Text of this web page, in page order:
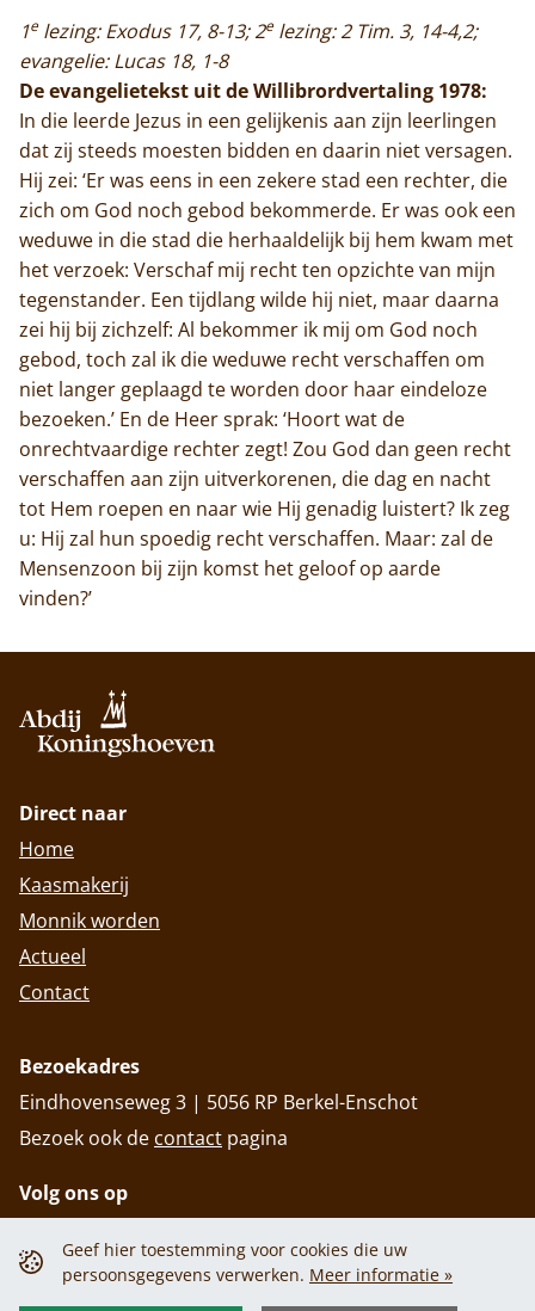
Geef hier toestemming voor cookies die uw
persoonsgegevens verwerken. Meer informatie »
1elezing: Exodus 17, 8-13; 2elezing: 2 Tim. 3, 14-4,2;
evangelie: Lucas 18, 1-8
De evangelietekst uit de Willibrordvertaling 1978:
In die leerde Jezus in een gelijkenis aan zijn leerlingen
dat zij steeds moesten bidden en daarin niet versagen.
Hij zei: ‘Er was eens in een zekere stad een rechter, die
zich om God noch gebod bekommerde. Er was ook een
weduwe in die stad die herhaaldelijk bij hem kwam met
het verzoek: Verschaf mij recht ten opzichte van mijn
tegenstander. Een tijdlang wilde hij niet, maar daarna
zei hij bij zichzelf: Al bekommer ik mij om God noch
gebod, toch zal ik die weduwe recht verschaffen om
niet langer geplaagd te worden door haar eindeloze
bezoeken.’ En de Heer sprak: ‘Hoort wat de
onrechtvaardige rechter zegt! Zou God dan geen recht
verschaffen aan zijn uitverkorenen, die dag en nacht
tot Hem roepen en naar wie Hij genadig luistert? Ik zeg
u: Hij zal hun spoedig recht verschaffen. Maar: zal de
Mensenzoon bij zijn komst het geloof op aarde
vinden?’
Direct naar
Home
Kaasmakerij
Monnik worden
Actueel
Contact
Bezoekadres
Eindhovenseweg 3 | 5056 RP Berkel-Enschot
Bezoek ook de contact pagina
Volg ons op